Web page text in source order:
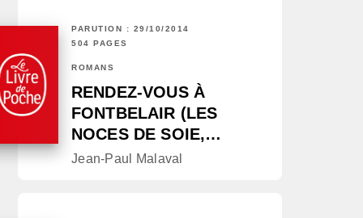
PARUTION : 29/10/2014
504 PAGES
ROMANS
RENDEZ-VOUS À
FONTBELAIR (LES
NOCES DE SOIE,…
Jean-Paul Malaval